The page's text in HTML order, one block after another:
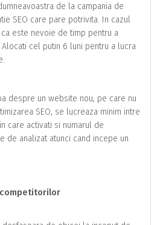
de la campania de
SEO care pare potrivita. In cazul
este nevoie de timp pentru a
cel putin 6 luni pentru a lucra
despre un website nou, pe care nu
SEO, se lucreaza minim intre
care activati si numarul de
de analizat atunci cand incepe un